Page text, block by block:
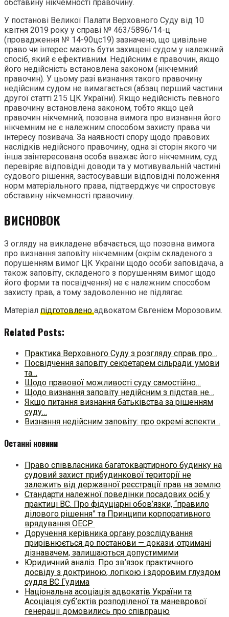
обставину нікчемності правочину.
У постанові Великої Палати Верховного Суду від 10
квітня 2019 року у справі № 463/5896/14-ц
(провадження № 14-90цс19) зазначено, що цивільне
право чи інтерес мають бути захищені судом у належний
спосіб, який є ефективним. Недійсним є правочин, якщо
його недійсність встановлена законом (нікчемний
правочин). У цьому разі визнання такого правочину
недійсним судом не вимагається (абзац перший частини
другої статті 215 ЦК України). Якщо недійсність певного
правочину встановлена законом, тобто якщо цей
правочин нікчемний, позовна вимога про визнання його
нікчемним не є належним способом захисту права чи
інтересу позивача. За наявності спору щодо правових
наслідків недійсного правочину, одна зі сторін якого чи
інша заінтересована особа вважає його нікчемним, суд
перевіряє відповідні доводи та у мотивувальній частині
судового рішення, застосувавши відповідні положення
норм матеріального права, підтверджує чи спростовує
обставину нікчемності правочину.
ВИСНОВОК
З огляду на викладене вбачається, що позовна вимога
про визнання заповіту нікчемним (окрім складеного з
порушенням вимог ЦК України щодо особи заповідача, а
також заповіту, складеного з порушенням вимог щодо
його форми та посвідчення) не є належним способом
захисту прав, а тому задоволенню не підлягає.
Матеріал підготовленоадвокатом Євгенієм Морозовим.
Related Posts:
Практика Верховного Суду з розгляду справ про…
Посвідчення заповіту секретарем сільради: умови
та…
Щодо правової можливості суду самостійно…
Щодо визнання заповіту недійсним з підстав не…
Якщо питання визнання батьківства за рішенням
суду…
Визнання недійсним заповіту: про окремі аспекти…
Останні новини
Право співвласника багатоквартирного будинку на
судовий захист прибудинкової території не
залежить від державної реєстрації прав на землю
Стандарти належної поведінки посадових осіб у
практиці ВC. Про фідуціарні обов’язки, “правило
ділового рішення” та Принципи корпоративного
врядування ОЕСР
Доручення керівника органу розслідування
прирівнюється до постанови — докази, отримані
дізнавачем, залишаються допустимими
Юридичний аналіз. Про зв’язок практичного
досвіду з доктриною, логікою і здоровим глуздом
суддя ВС Гудима
Національна асоціація адвокатів України та
Асоціація суб’єктів розподіленої та маневрової
генерації домовились про співпрацю